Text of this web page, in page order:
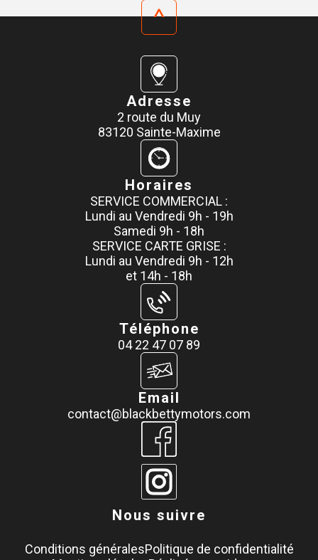
^
Adresse
2 route du Muy
83120 Sainte-Maxime
Horaires
SERVICE COMMERCIAL :
Lundi au Vendredi 9h - 19h
Samedi 9h - 18h
SERVICE CARTE GRISE :
Lundi au Vendredi 9h - 12h
et 14h - 18h
Téléphone
04 22 47 07 89
Email
contact@blackbettymotors.com
Nous suivre
Conditions généralesPolitique de confidentialité